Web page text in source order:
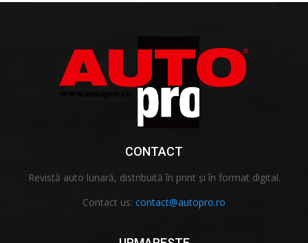
CONTACT
Revistă auto lunară, distribuită în print și în format digital.
Contact us: contact@autopro.ro